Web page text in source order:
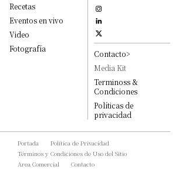
Recetas
Eventos en vivo
Video
Fotografía
Contacto>
Media Kit
Terminoss &
Condiciones
Políticas de
privacidad
Portada
Política de Privacidad
Términos y Condiciones de Uso del Sitio
Area Comercial
Contacto